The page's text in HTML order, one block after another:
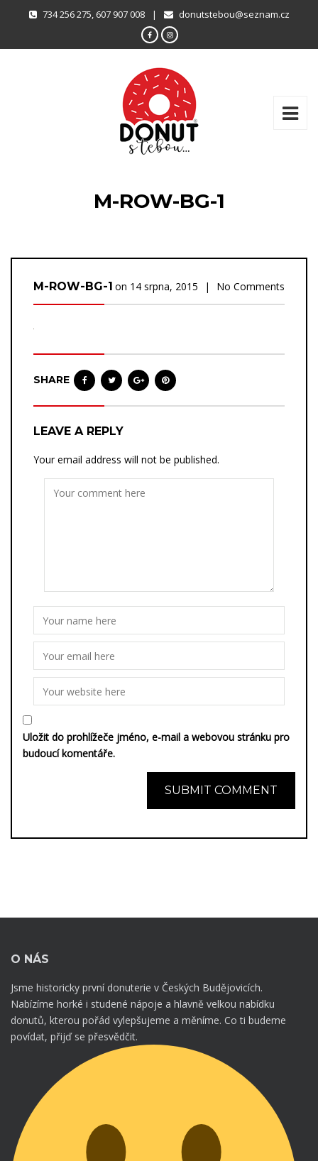
734 256 275, 607 907 008 | donutstebou@seznam.cz
M-ROW-BG-1
M-ROW-BG-1 on 14 srpna, 2015 | No Comments
SHARE
LEAVE A REPLY
Your email address will not be published.
Uložit do prohlížeče jméno, e-mail a webovou stránku pro
budoucí komentáře.
O NÁS
Jsme historicky první donuterie v Českých Budějovicích.
Nabízíme horké i studené nápoje a hlavně velkou nabídku
donutů, kterou pořád vylepšujeme a měníme. Co ti budeme
povídat, přijď se přesvědčit.